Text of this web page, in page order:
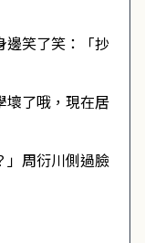
邊笑了笑：「抄
壞了哦，現在居
」周衍川側過臉